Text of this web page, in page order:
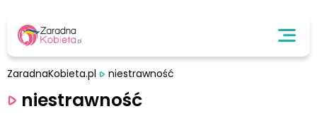
ZaradnaKobieta.pl niestrawność
niestrawność